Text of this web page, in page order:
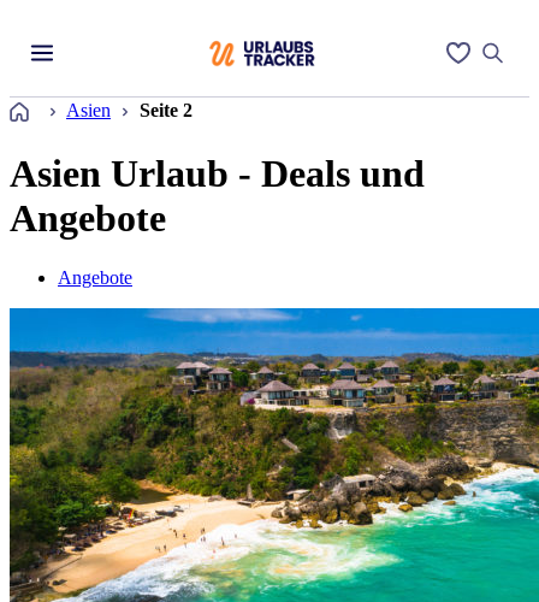
Startseite
Asien Seite 2
Asien Urlaub - Deals und
Angebote
Angebote